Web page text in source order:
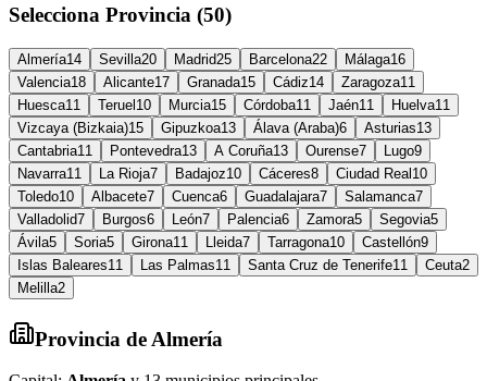
Selecciona Provincia (50)
Almería14 Sevilla20 Madrid25 Barcelona22 Málaga16
Valencia18 Alicante17 Granada15 Cádiz14 Zaragoza11
Huesca11 Teruel 10 Murcia15 Córdoba11 Jaén11 Huelva11
Vizcaya (Bizkaia)15 Gipuzkoa13 Álava (Araba)6 Asturias13
Cantabria11 Pontevedra13 A Coruña13 Ourense7 Lugo9
Navarra11 La Rioja7 Badajoz10 Cáceres8 Ciudad Real 10
Toledo10 Albacete7 Cuenca6 Guadalajara7 Salamanca7
Valladolid7 Burgos6 León7 Palencia6 Zamora5 Segovia5
Ávila5 Soria5 Girona11 Lleida7 Tarragona10 Castellón9
Islas Baleares11 Las Palmas11 Santa Cruz de Tenerife11 Ceuta2
Melilla2
Provincia de Almería